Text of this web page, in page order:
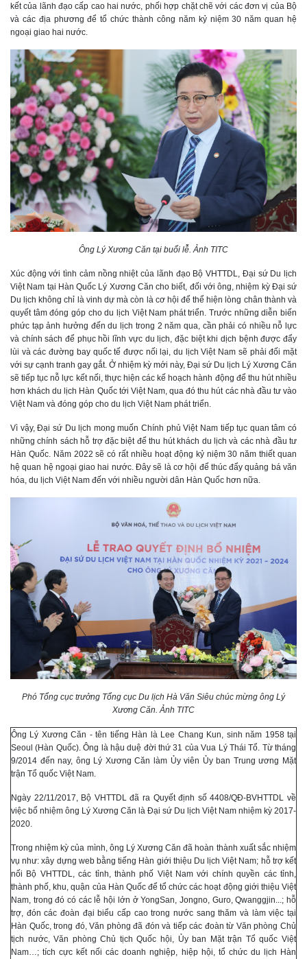
kết của lãnh đạo cấp cao hai nước, phối hợp chặt chẽ với các đơn vị của Bộ
và các địa phương để tổ chức thành công năm kỷ niệm 30 năm quan hệ
ngoại giao hai nước.
Ông Lý Xương Căn tại buổi lễ. Ảnh TITC
Xúc động với tình cảm nồng nhiệt của lãnh đạo Bộ VHTTDL, Đại sứ Du lịch
Việt Nam tại Hàn Quốc Lý Xương Căn cho biết, đối với ông, nhiệm kỳ Đại sứ
Du lịch không chỉ là vinh dự mà còn là cơ hội để thể hiện lòng chân thành và
quyết tâm đóng góp cho du lịch Việt Nam phát triển. Trước những diễn biến
phức tạp ảnh hưởng đến du lịch trong 2 năm qua, cần phải có nhiều nỗ lực
và chính sách để phục hồi lĩnh vực du lịch, đặc biệt khi dịch bệnh được đẩy
lùi và các đường bay quốc tế được nối lại, du lịch Việt Nam sẽ phải đối mặt
với sự cạnh tranh gay gắt. Ở nhiệm kỳ mới này, Đại sứ Du lịch Lý Xương Căn
sẽ tiếp tục nỗ lực kết nối, thực hiện các kế hoạch hành động để thu hút nhiều
hơn khách du lịch Hàn Quốc tới Việt Nam, qua đó thu hút các nhà đầu tư vào
Việt Nam và đóng góp cho du lịch Việt Nam phát triển.
Vì vậy, Đại sứ Du lịch mong muốn Chính phủ Việt Nam tiếp tục quan tâm có
những chính sách hỗ trợ đặc biệt để thu hút khách du lịch và các nhà đầu tư
Hàn Quốc. Năm 2022 sẽ có rất nhiều hoạt động kỷ niệm 30 năm thiết quan
hệ quan hệ ngoại giao hai nước. Đây sẽ là cơ hội để thúc đẩy quảng bá văn
hóa, du lịch Việt Nam đến với nhiều người dân Hàn Quốc hơn nữa.
Phó Tổng cục trưởng Tổng cục Du lịch Hà Văn Siêu chúc mừng ông Lý
Xương Căn. Ảnh TITC
Ông Lý Xương Căn - tên tiếng Hàn là Lee Chang Kun, sinh năm 1958 tại
Seoul (Hàn Quốc). Ông là hậu duệ đời thứ 31 của Vua Lý Thái Tổ. Từ tháng
9/2014 đến nay, ông Lý Xương Căn làm Ủy viên Ủy ban Trung ương Mặt
trận Tổ quốc Việt Nam.
Ngày 22/11/2017, Bộ VHTTDL đã ra Quyết định số 4408/QĐ-BVHTTDL về
việc bổ nhiệm ông Lý Xương Căn là Đại sứ Du lịch Việt Nam nhiệm kỳ 2017-
2020.
Trong nhiệm kỳ của mình, ông Lý Xương Căn đã hoàn thành xuất sắc nhiệm
vụ như: xây dựng web bằng tiếng Hàn giới thiệu Du lịch Việt Nam; hỗ trợ kết
nối Bộ VHTTDL, các tỉnh, thành phố Việt Nam với chính quyền các tỉnh,
thành phố, khu, quận của Hàn Quốc để tổ chức các hoạt động giới thiệu Việt
Nam, trong đó có các lễ hội lớn ở YongSan, Jongno, Guro, Qwanggjin...; hỗ
trợ, đón các đoàn đại biểu cấp cao trong nước sang thăm và làm việc tại
Hàn Quốc, trong đó, Văn phòng đã đón và tiếp các đoàn từ Văn phòng Chủ
tịch nước, Văn phòng Chủ tịch Quốc hội, Ủy ban Mặt trận Tổ quốc Việt
Nam…; tích cực kết nối các doanh nghiệp, hiệp hội, tổ chức du lịch Hàn